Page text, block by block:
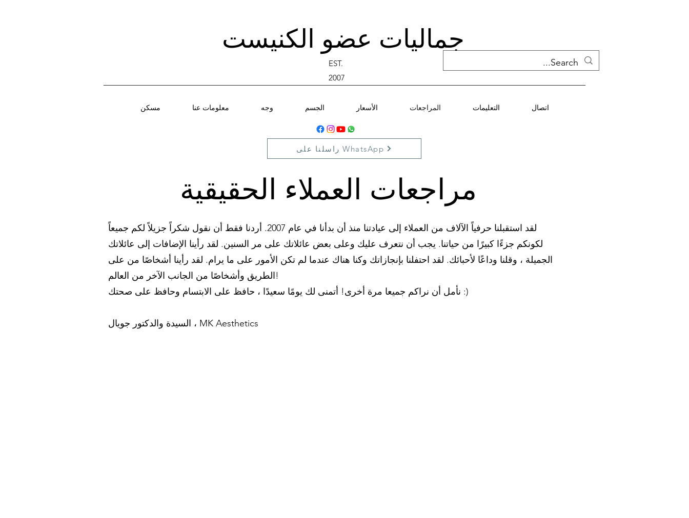
جماليات عضو الكنيست
EST.
2007
مسكن معلومات عنا وجه الجسم الأسعار المراجعات التعليمات اتصال
راسلنا على WhatsApp
مراجعات العملاء الحقيقية
لقد استقبلنا حرفياً الآلاف من العملاء إلى عيادتنا منذ أن بدأنا في عام 2007. أردنا فقط أن نقول شكراً جزيلاً لكم جميعاً
لكونكم جزءًا كبيرًا من حياتنا. يجب أن نتعرف عليك وعلى بعض عائلاتك على مر السنين. لقد رأينا الإضافات إلى عائلاتك
الجميلة ، وقلنا وداعًا لأحبائك. لقد احتفلنا بإنجازاتك وكنا هناك عندما لم تكن الأمور على ما يرام. لقد رأينا أشخاصًا من على
الطريق وأشخاصًا من الجانب الآخر من العالم!
نأمل أن نراكم جميعا مرة أخرى! أتمنى لك يومًا سعيدًا ، حافظ على الابتسام وحافظ على صحتك :)
السيدة والدكتور جويال ، MK Aesthetics